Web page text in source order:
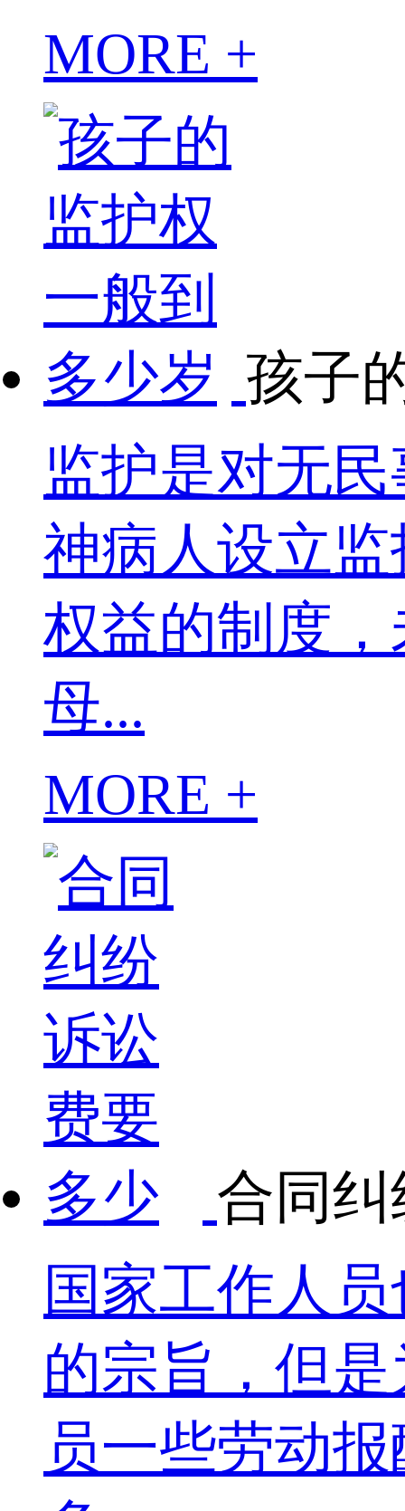
MORE +
孩子
监护是对无
神病人设立
权益的制度
母...
MORE +
合同
国家工作人
的宗旨，但
员一些劳动